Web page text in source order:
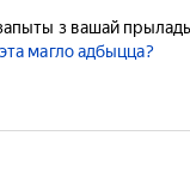
з вашай
магло адбыцца?